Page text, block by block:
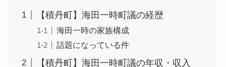
【積丹町】海田一時町議の経歴
海田一時の家族構成
話題になっている件
【積丹町】海田一時町議の年収・収入